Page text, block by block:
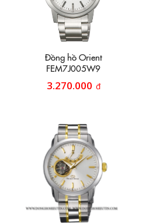
Đồng hồ Orient
FEM7J005W9
3.270.000 đ